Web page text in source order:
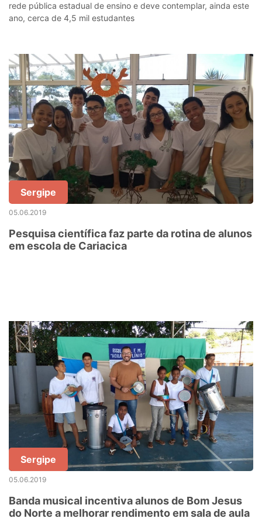
rede pública estadual de ensino e deve contemplar, ainda este
ano, cerca de 4,5 mil estudantes
Sergipe
05.06.2019
Pesquisa científica faz parte da rotina de alunos
em escola de Cariacica
Sergipe
05.06.2019
Banda musical incentiva alunos de Bom Jesus
do Norte a melhorar rendimento em sala de aula